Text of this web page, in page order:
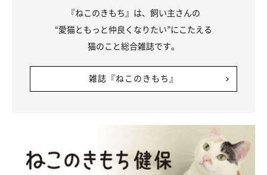
『ねこのきもち』は、飼い主さんの
“愛猫ともっと仲良くなりたい”にこたえる
猫のこと総合雑誌です。
雑誌『ねこのきもち』